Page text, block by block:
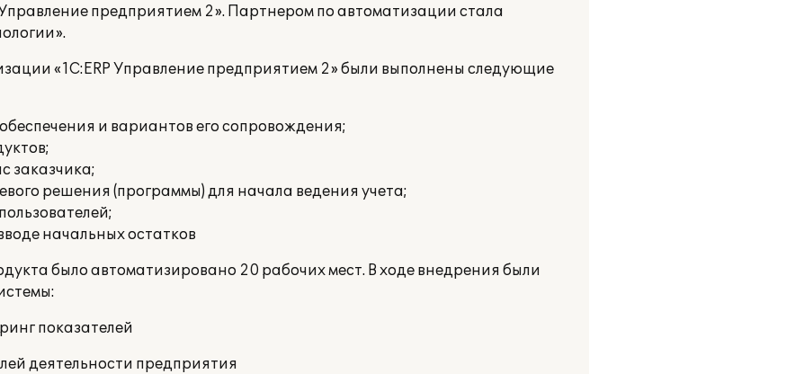
предприятием 2». Партнером по автоматизации стала
«1С:ERP Управление предприятием 2» были выполнены следующие
и вариантов его сопровождения;
заказчика;
решения (программы) для начала ведения учета;
начальных остатков
было автоматизировано 20 рабочих мест. В ходе внедрения были
показателей
деятельности предприятия